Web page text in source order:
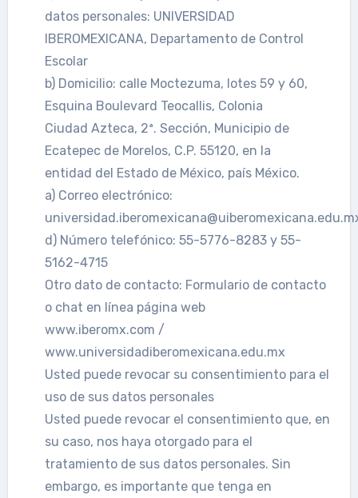
datos personales: UNIVERSIDAD
IBEROMEXICANA, Departamento de Control
Escolar
b) Domicilio: calle Moctezuma, lotes 59 y 60,
Esquina Boulevard Teocallis, Colonia
Ciudad Azteca, 2ª. Sección, Municipio de
Ecatepec de Morelos, C.P. 55120, en la
entidad del Estado de México, país México.
a) Correo electrónico:
d) Número telefónico: 55-5776-8283 y 55-
5162-4715
Otro dato de contacto: Formulario de contacto
o chat en línea página web
www.iberomx.com /
www.universidadiberomexicana.edu.mx
Usted puede revocar su consentimiento para el
uso de sus datos personales
Usted puede revocar el consentimiento que, en
su caso, nos haya otorgado para el
tratamiento de sus datos personales. Sin
embargo, es importante que tenga en